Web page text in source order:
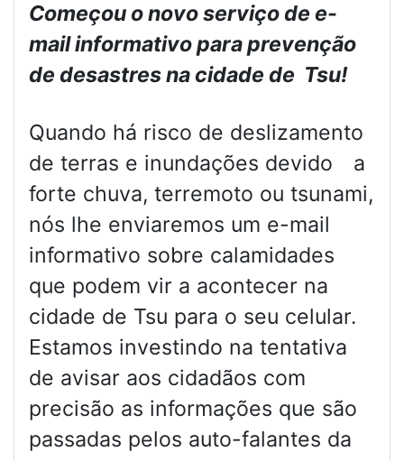
Começou o novo serviço de e-
mail informativo para prevenção
de desastres na cidade de Tsu!
Quando há risco de deslizamento
de terras e inundações devido a
forte chuva, terremoto ou tsunami,
nós lhe enviaremos um e-mail
informativo sobre calamidades
que podem vir a acontecer na
cidade de Tsu para o seu celular.
Estamos investindo na tentativa
de avisar aos cidadãos com
precisão as informações que são
passadas pelos auto-falantes da